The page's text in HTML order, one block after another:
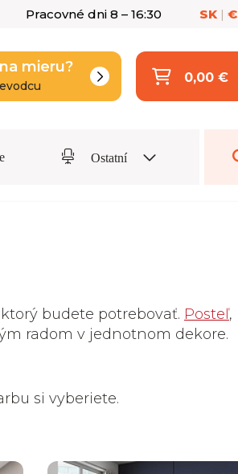
Pracovné dni 8 – 16:30 SK | €
mieru?
0,00 €
Ostatní
budete potrebovať. Posteľ,
radom v jednotnom dekore.
si vyberiete.